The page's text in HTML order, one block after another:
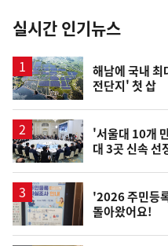
뉴
스
실시간 인기뉴스
해남에 국내
전단지' 첫 삽
'서울대 10개
대 3곳 신속 선
'2026 주민등
돌아왔어요!